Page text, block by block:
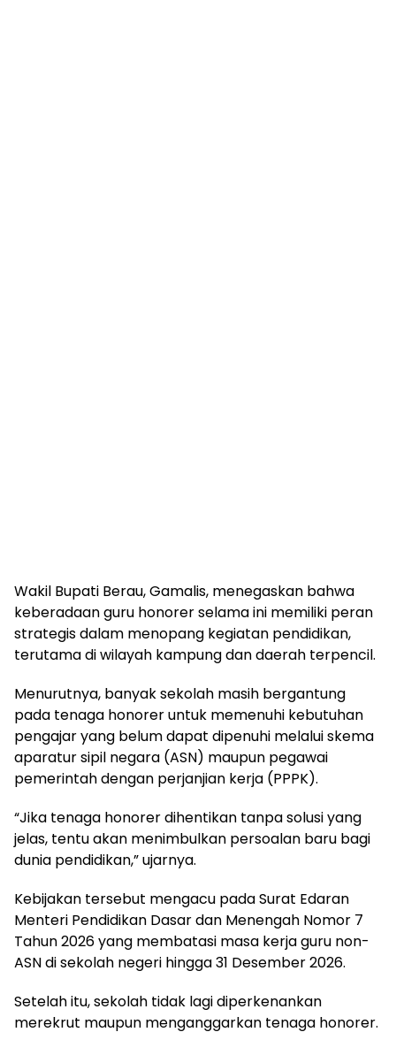
Wakil Bupati Berau, Gamalis, menegaskan bahwa
keberadaan guru honorer selama ini memiliki peran
strategis dalam menopang kegiatan pendidikan,
terutama di wilayah kampung dan daerah terpencil.
Menurutnya, banyak sekolah masih bergantung
pada tenaga honorer untuk memenuhi kebutuhan
pengajar yang belum dapat dipenuhi melalui skema
aparatur sipil negara (ASN) maupun pegawai
pemerintah dengan perjanjian kerja (PPPK).
“Jika tenaga honorer dihentikan tanpa solusi yang
jelas, tentu akan menimbulkan persoalan baru bagi
dunia pendidikan,” ujarnya.
Kebijakan tersebut mengacu pada Surat Edaran
Menteri Pendidikan Dasar dan Menengah Nomor 7
Tahun 2026 yang membatasi masa kerja guru non-
ASN di sekolah negeri hingga 31 Desember 2026.
Setelah itu, sekolah tidak lagi diperkenankan
merekrut maupun menganggarkan tenaga honorer.